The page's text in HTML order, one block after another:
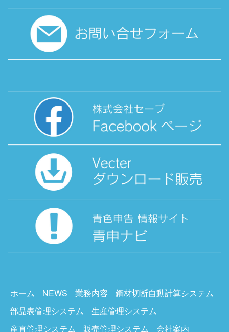
ホーム NEWS 業務内容
鋼材切断自動計算システム
部品表管理システム
生産管理システム
産直管理システム
販売管理システム 会社案内